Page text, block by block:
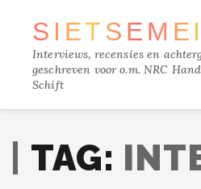
SIETSE
Interviews, recensies en
geschreven voor o.m. NRC
Schift
TAG: